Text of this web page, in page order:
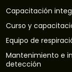
Capacitación
Curso y
Equipo de
Mantenimiento e
detección